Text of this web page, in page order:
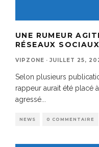
UNE RUMEUR
RÉSEAUX
VIPZONE · JUILLET 25,
Selon plusieurs
rappeur aurait été placé
agressé
NEWS 0 COMMENTAIRE